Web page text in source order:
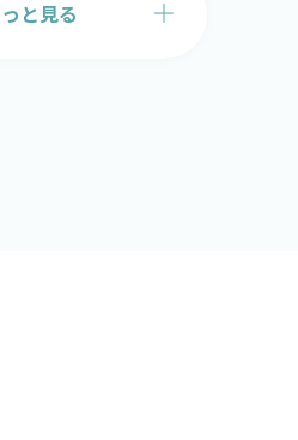
と見る